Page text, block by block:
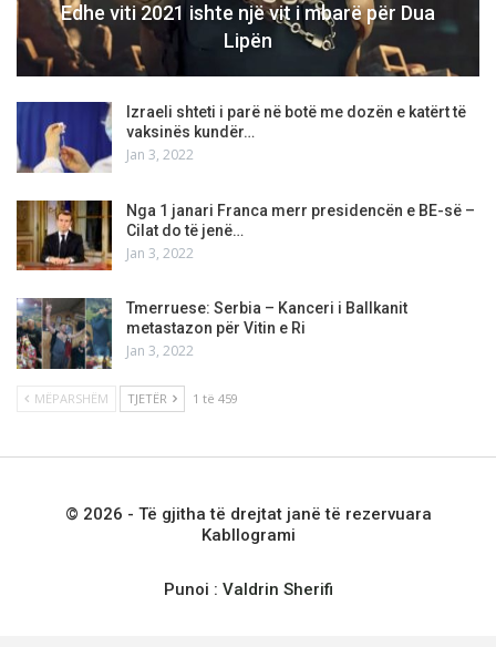
Edhe viti 2021 ishte një vit i mbarë për Dua
Lipën
Izraeli shteti i parë në botë me dozën e katërt të
vaksinës kundër…
Jan 3, 2022
Nga 1 janari Franca merr presidencën e BE-së –
Cilat do të jenë…
Jan 3, 2022
Tmerruese: Serbia – Kanceri i Ballkanit
metastazon për Vitin e Ri
Jan 3, 2022
MËPARSHËM TJETËR 1 të 459
© 2026 - Të gjitha të drejtat janë të rezervuara
Kabllogrami
Punoi : Valdrin Sherifi